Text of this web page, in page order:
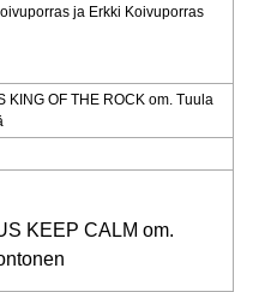
ja Erkki Koivuporras
KING OF THE ROCK om. Tuula
KEEP CALM om.